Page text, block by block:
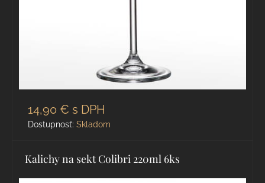
14,90 € s DPH
Dostupnosť: Skladom
Kalichy na sekt Colibri 220ml 6ks